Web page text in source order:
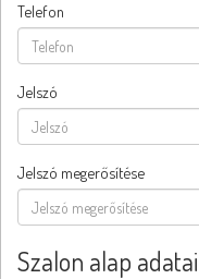
Telefon
Jelszó
Jelszó megerősítése
Szalon alap adatai